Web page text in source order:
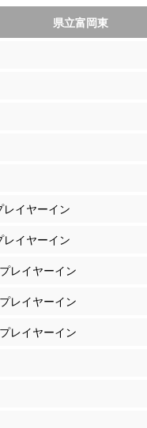
県立富岡東
イヤーイン
イヤーイン
レイヤーイン
レイヤーイン
レイヤーイン